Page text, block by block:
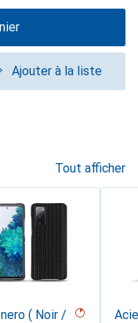
Ajouter à la liste
Tout afficher
( Noir /